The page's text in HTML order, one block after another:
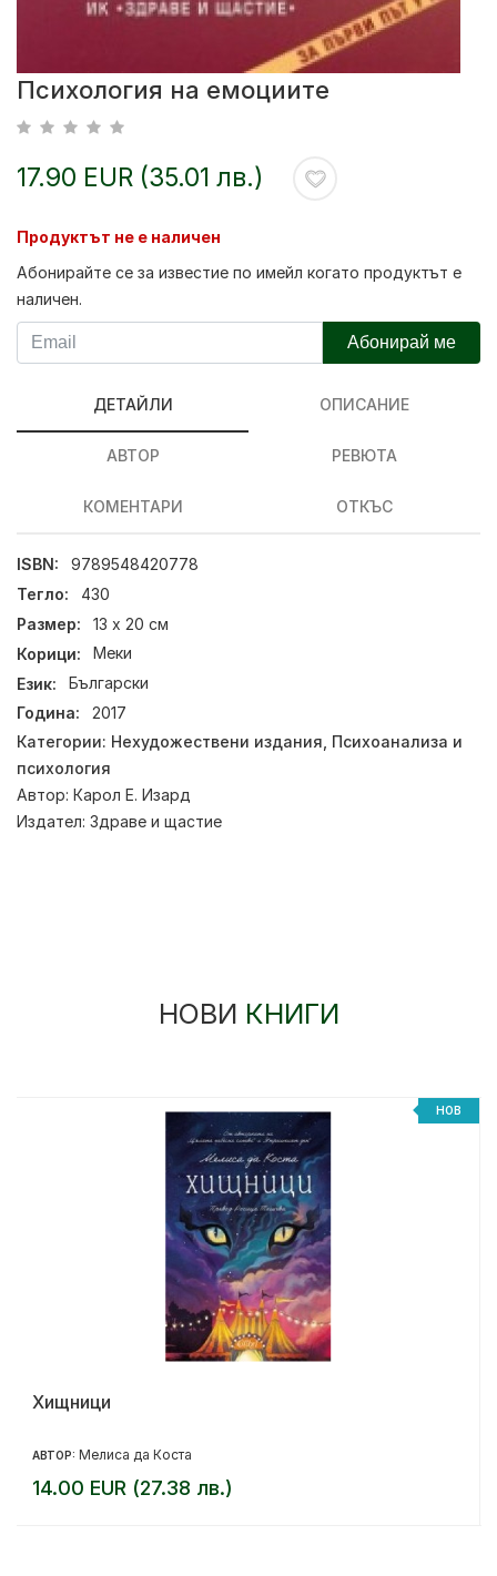
Психология на емоциите
17.90 EUR (35.01 лв.)
Продуктът не е наличен
Абонирайте се за известие по имейл когато продуктът е
наличен.
Абонирай ме
ДЕТАЙЛИ ОПИСАНИЕ
АВТОР РЕВЮТА
КОМЕНТАРИ ОТКЪС
ISBN:
9789548420778
Тегло:
430
Размер:
13 х 20 см
Корици:
Меки
Език:
Български
Година:
2017
Категории: Нехудожествени издания Психоанализа и
психология
Автор: Карол Е. Изард
Издател: Здраве и щастие
НОВИ КНИГИ
НОВ
Хищници
АВТОР: Мелиса да Коста
14.00 EUR (27.38 лв.)